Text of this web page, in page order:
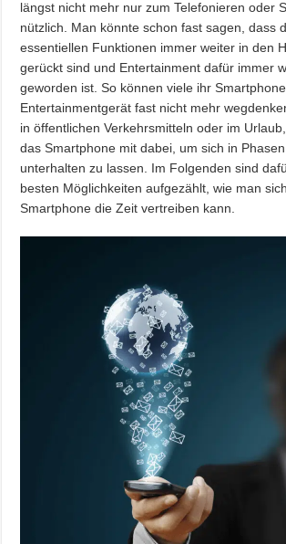
längst nicht mehr nur zum Telefonieren oder
nützlich. Man könnte schon fast sagen, dass
essentiellen Funktionen immer weiter in den
gerückt sind und Entertainment dafür immer
geworden ist. So können viele ihr
Entertainmentgerät fast nicht mehr
in öffentlichen Verkehrsmitteln oder im
das Smartphone mit dabei, um sich in
unterhalten zu lassen. Im Folgenden sind
besten Möglichkeiten aufgezählt, wie man
Smartphone die Zeit vertreiben kann.